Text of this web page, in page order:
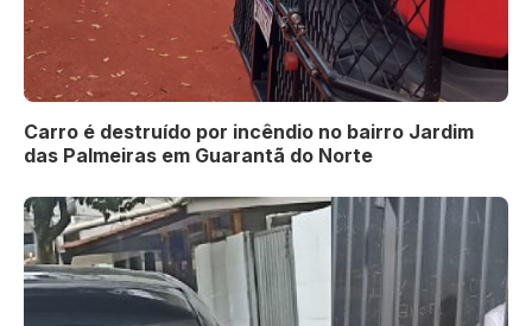
Carro é destruído por incêndio no bairro Jardim
das Palmeiras em Guarantã do Norte